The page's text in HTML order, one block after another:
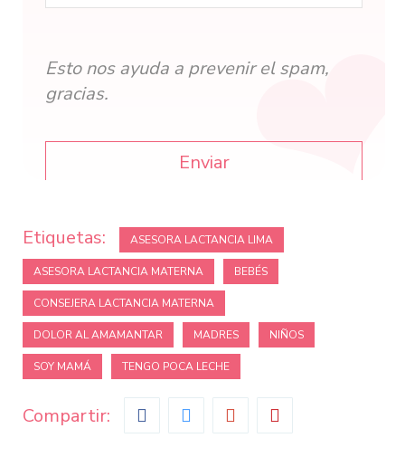
Esto nos ayuda a prevenir el spam,
gracias.
Enviar
field
should
be
left
blank
Etiquetas: ASESORA LACTANCIA LIMA
ASESORA LACTANCIA MATERNA BEBÉS
CONSEJERA LACTANCIA MATERNA
DOLOR AL AMAMANTAR MADRES NIÑOS
SOY MAMÁ TENGO POCA LECHE
Compartir: